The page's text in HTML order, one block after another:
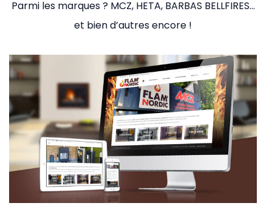
Parmi les marques ? MCZ, HETA, BARBAS BELLFIRES…
et bien d’autres encore !